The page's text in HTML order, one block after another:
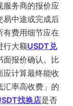
服务商的报价应
易中途或完成后
有费用细节应在
行大额USDT兑
面报价确认。比
应计算最终能收
汇率高收费」的
找换店是否